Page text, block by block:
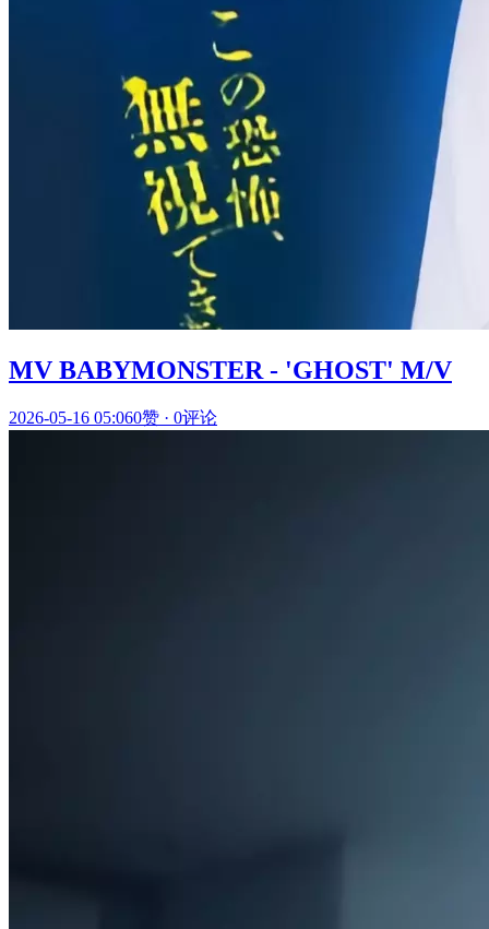
MV BABYMONSTER - 'GHOST' M/V
2026-05-16 05:060赞 · 0评论